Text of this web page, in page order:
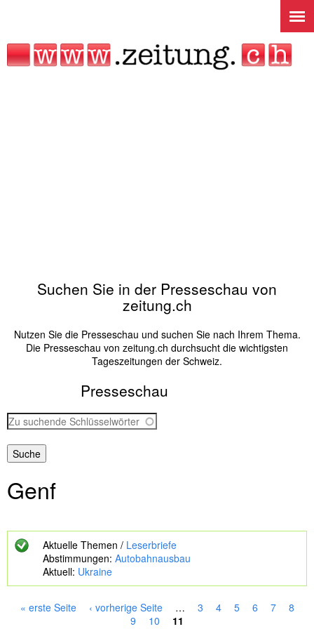
Suchen Sie in der Presseschau von
zeitung.ch
Nutzen Sie die Presseschau und suchen Sie nach Ihrem Thema.
Die Presseschau von zeitung.ch durchsucht die wichtigsten
Tageszeitungen der Schweiz.
Presseschau
Z
u
s
u
h
e
Genf
Aktuelle Themen / Leserbriefe
Abstimmungen: Autobahnausbau
Aktuell: Ukraine
« erste Seite ‹ vorherige Seite … 3 4 5 6 7
8
9
10 11